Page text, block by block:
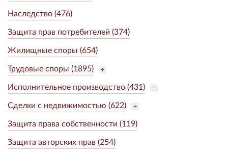
Наследство (476)
Защита прав потребителей (374)
Жилищные споры (654)
Трудовые споры (1895)
Исполнительное производство (431)
Сделки с недвижимостью (622)
Защита права собственности (119)
Защита авторских прав (254)